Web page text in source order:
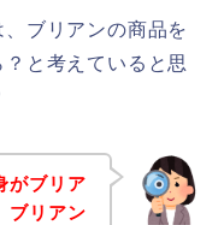
ブリアンの商品を
と考えていると思
がブリア
ブリアン